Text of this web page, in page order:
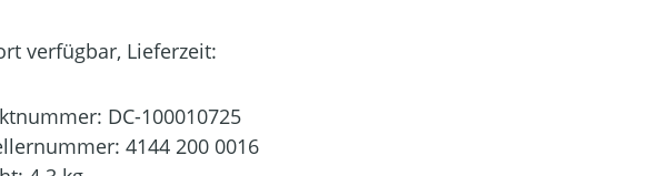
verfügbar, Lieferzeit:
DC-100010725
4144 200 0016